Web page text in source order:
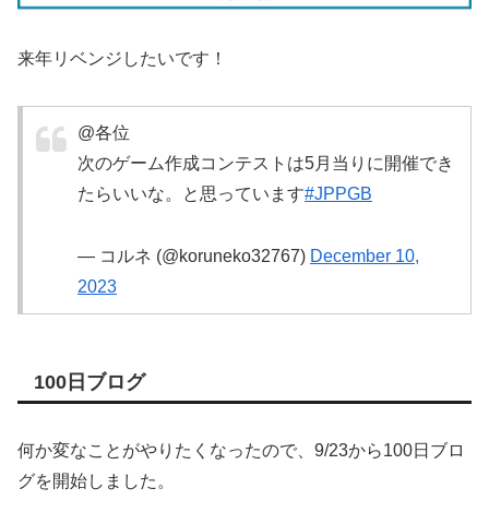
来年リベンジしたいです！
@各位
次のゲーム作成コンテストは5月当りに開催でき
たらいいな。と思っています#JPPGB
— コルネ (@koruneko32767) December 10,
2023
100日ブログ
何か変なことがやりたくなったので、9/23から100日ブロ
グを開始しました。